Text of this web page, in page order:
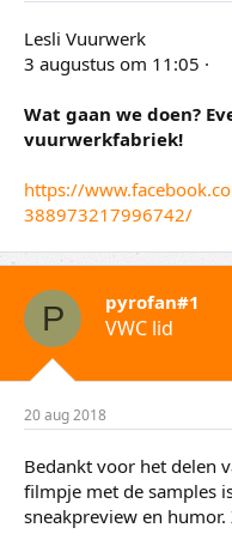
Lesli Vuurwerk
3 augustus om 11:05 ·
Wat gaan we doen?
vuurwerkfabriek!
https://
388973217996742/
P pyrofan#1
VWC lid
20 aug 2018
Bedankt voor het delen
filmpje met de samples
sneakpreview en